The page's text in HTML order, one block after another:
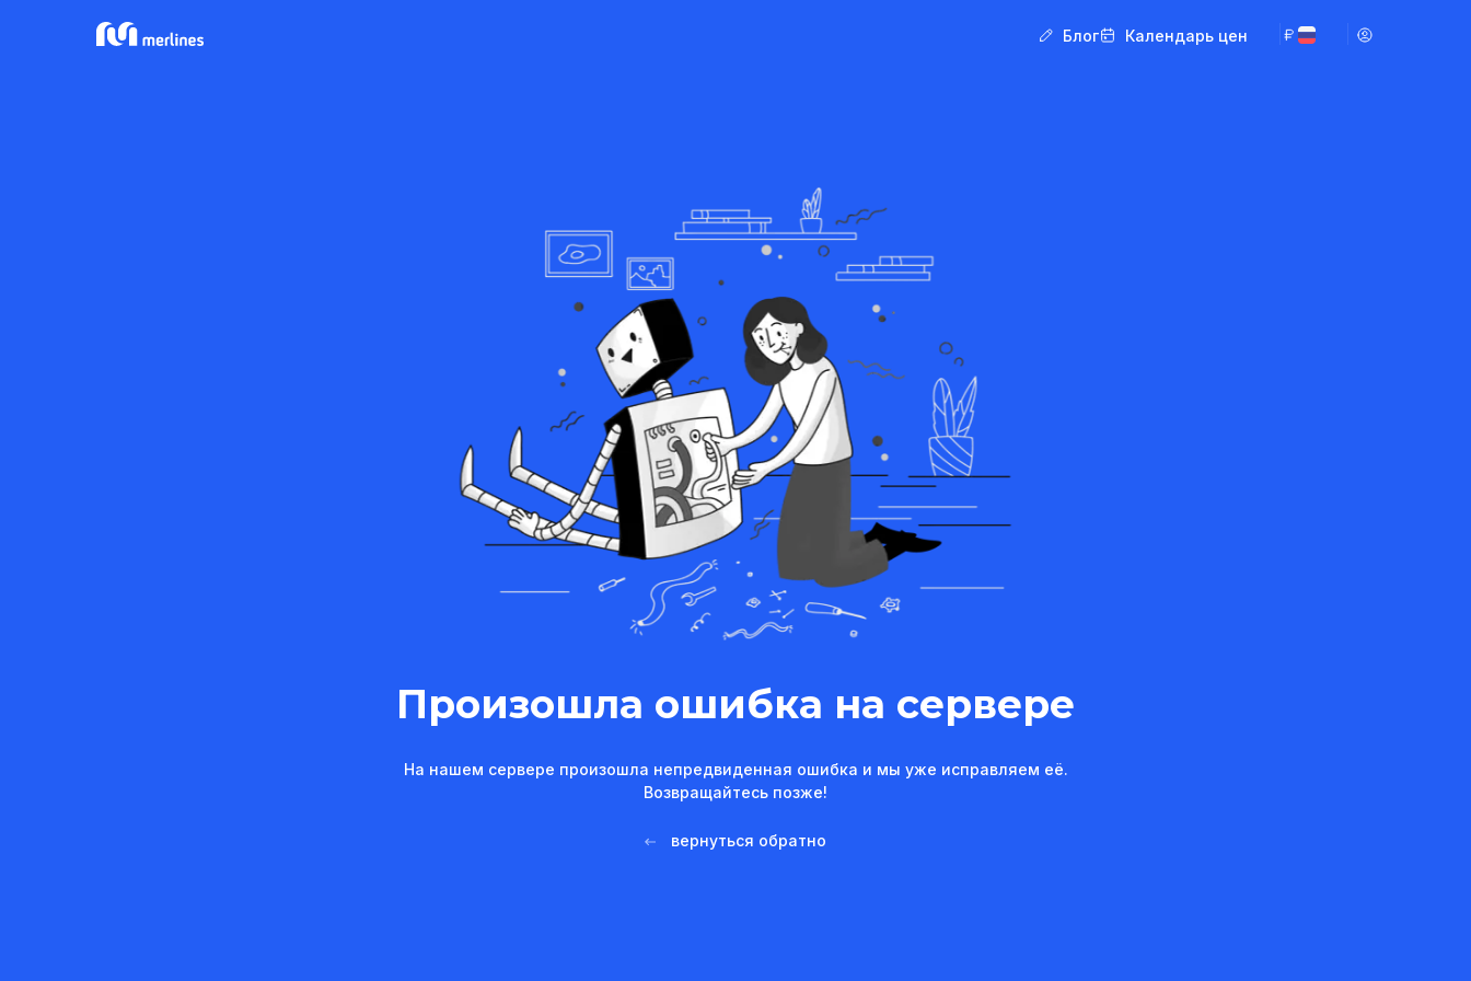
Блог Календарь цен
Произошла ошибка на сервере
На нашем сервере произошла непредвиденная ошибка и мы уже исправляем её.
Возвращайтесь позже!
вернуться обратно